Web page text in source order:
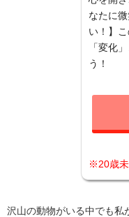
なたに
い！】
「変化
う！
※20歳未
沢山の動物がいる中でも私